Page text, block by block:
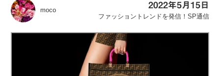
ファッショントレンドを発信！SP通信
BUYMAで人気のブランド
moco
2022年5月15日
ファッショントレンドを発信！SP通信